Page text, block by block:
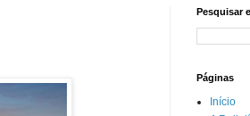
Pesquisar
Páginas
Início